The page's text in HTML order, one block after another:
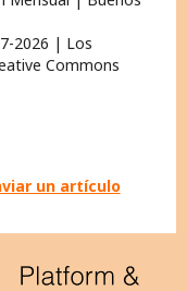
2026 | Los
Commons
un artículo